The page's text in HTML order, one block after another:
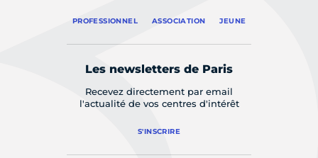
PROFESSIONNEL ASSOCIATION JEUNE
Les newsletters de Paris
Recevez directement par email
l'actualité de vos centres d'intérêt
S'INSCRIRE